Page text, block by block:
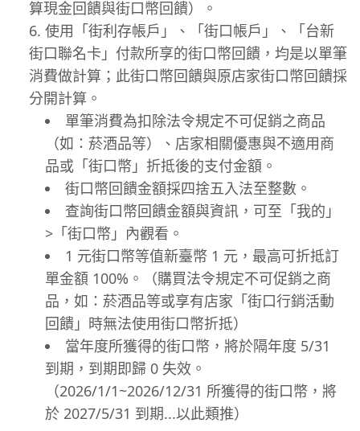
算現金回饋與街口幣回饋）。
使用「街利存帳戶」、「街口帳戶」、「台新
街口聯名卡」付款所享的街口幣回饋，均是以單筆
消費做計算；此街口幣回饋與原店家街口幣回饋採
分開計算。
單筆消費為扣除法令規定不可促銷之商品
（如：菸酒品等）、店家相關優惠與不適用商
品或「街口幣」折抵後的支付金額。
街口幣回饋金額採四捨五入法至整數。
查詢街口幣回饋金額與資訊，可至「我的」
>「街口幣」內觀看。
1 元街口幣等值新臺幣 1 元，最高可折抵訂
單金額 100%。（購買法令規定不可促銷之商
品，如：菸酒品等或享有店家「街口行銷活動
回饋」時無法使用街口幣折抵）
當年度所獲得的街口幣，將於隔年度 5/31
到期，到期即歸 0 失效。
（2026/1/1~2026/12/31 所獲得的街口幣，將
於 2027/5/31 到期...以此類推）